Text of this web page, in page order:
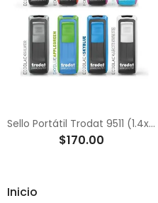
Inicio
Sello Portátil Trodat 9511 (1.4x3.8cm)
$170.00